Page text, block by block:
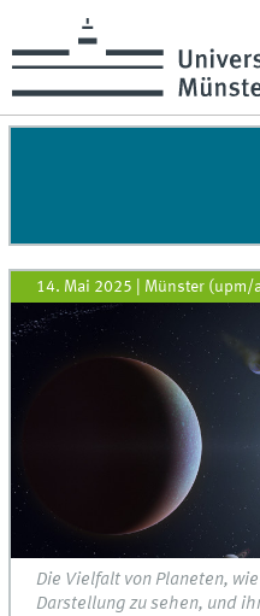
14. Mai 2025 Münster (upm/
Die Vielfalt von Planeten,
Darstellung zu sehen, und